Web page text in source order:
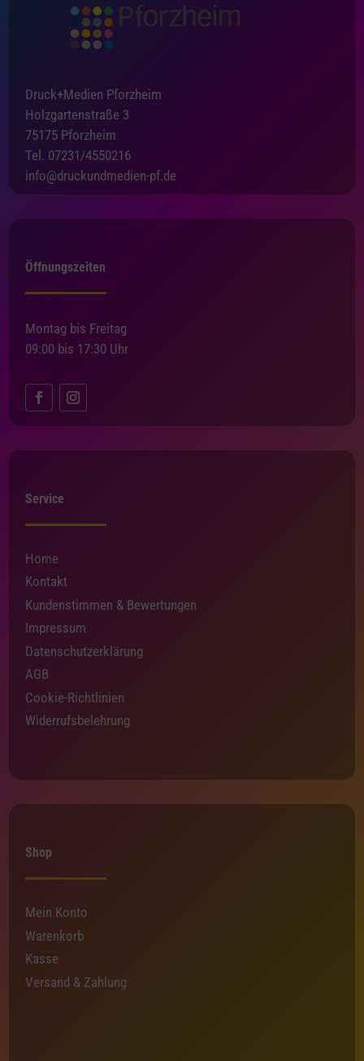
Druck+Medien Pforzheim
Holzgartenstraße 3
75175 Pforzheim
Tel. 07231/4550216
info@druckundmedien-pf.de
Öffnungszeiten
Montag bis Freitag
09:00 bis 17:30 Uhr
Service
Home
Kontakt
Kundenstimmen & Bewertungen
Impressum
Datenschutzerklärung
AGB
Cookie-Richtlinien
Widerrufsbelehrung
Shop
Mein Konto
Warenkorb
Kasse
Versand & Zahlung